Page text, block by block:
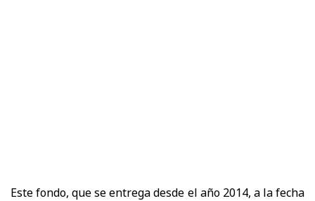
Este fondo, que se entrega desde el año 2014, a la fecha